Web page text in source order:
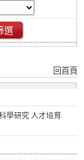
選
回首頁
學研究 人才培育